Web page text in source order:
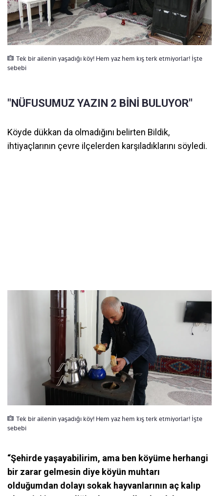
Tek bir ailenin yaşadığı köy! Hem yaz hem kış terk etmiyorlar! İşte
sebebi
"NÜFUSUMUZ YAZIN 2 BİNİ BULUYOR"
Köyde dükkan da olmadığını belirten Bildik,
ihtiyaçlarının çevre ilçelerden karşıladıklarını söyledi.
Tek bir ailenin yaşadığı köy! Hem yaz hem kış terk etmiyorlar! İşte
sebebi
“Şehirde yaşayabilirim, ama ben köyüme herhangi
bir zarar gelmesin diye köyün muhtarı
olduğumdan dolayı sokak hayvanlarının aç kalıp